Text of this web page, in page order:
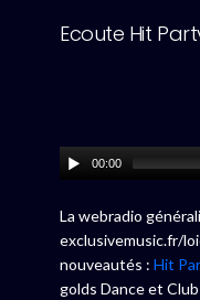
Ecoute Hit
00:00
La webradio
exclusivemusic.fr/
nouveautés : Hit
golds Dance et